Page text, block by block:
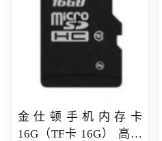
金仕顿手机内存卡
16G（TF卡 16G） 高速